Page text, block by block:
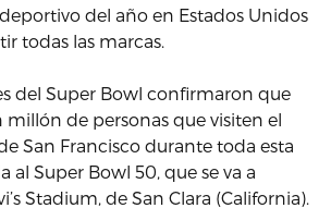
del año en Estados Unidos
todas las marcas.
del Super Bowl confirmaron que
millón de personas que visiten el
San Francisco durante toda esta
al Super Bowl 50, que se va a
Stadium, de San Clara (California).